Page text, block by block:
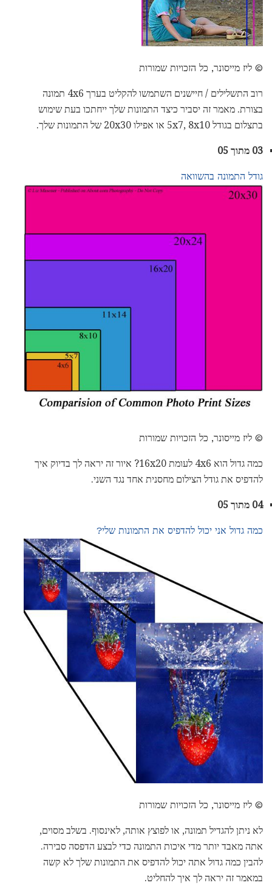
© ליז מייסונר, כל הזכויות שמורות
רוב התשלילים / חיישנים השתמשו להקליט בערך 4x6 תמונה
בצורת. מאמר זה יסביר כיצד התמונות שלך ייחתכו בעת שימוש
בתצלום בגודל 5x7, 8x10 או אפילו 20x30 של התמונות שלך.
03 מתוך 05
גודל התמונה בהשוואה
© ליז מייסונר, כל הזכויות שמורות
כמה גדול הוא 4x6 לעומת 16x20? איור זה יראה לך בדיוק איך
להדפיס את גודל הצילום מחסנית אחד נגד השני.
04 מתוך 05
כמה גדול אני יכול להדפיס את התמונות שלי?
© ליז מייסונר, כל הזכויות שמורות
לא ניתן להגדיל תמונה, או לפוצץ אותה, לאינסוף. בשלב מסוים,
אתה מאבד יותר מדי איכות התמונה כדי לבצע הדפסה סבירה.
להבין כמה גדול אתה יכול להדפיס את התמונות שלך לא קשה
במאמר זה יראה לך איך להחליט.